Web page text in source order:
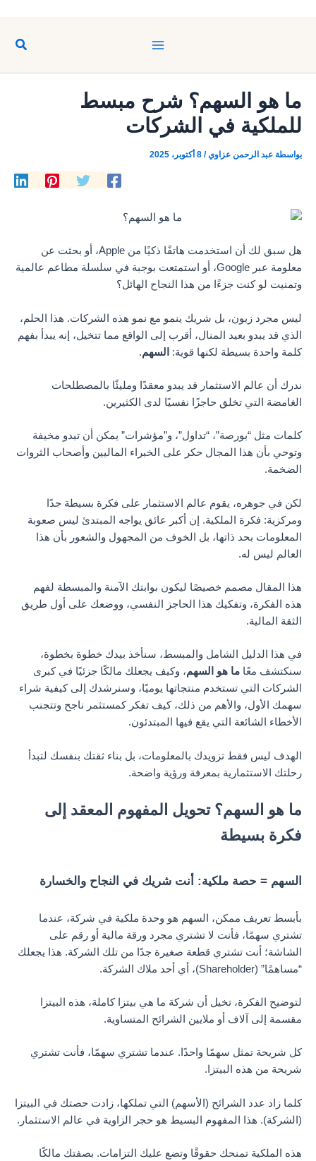
ما هو السهم؟ شرح مبسط
للملكية في الشركات
بواسطة عبد الرحمن عزاوي/ 8 أكتوبر، 2025
هل سبق لك أن استخدمت هاتفًا ذكيًا من Apple، أو بحثت عن
معلومة عبر Google، أو استمتعت بوجبة في سلسلة مطاعم عالمية
وتمنيت لو كنت جزءًا من هذا النجاح الهائل؟
ليس مجرد زبون، بل شريك ينمو مع نمو هذه الشركات. هذا الحلم،
الذي قد يبدو بعيد المنال، أقرب إلى الواقع مما تتخيل، إنه يبدأ بفهم
كلمة واحدة بسيطة لكنها قوية:
السهم.
ندرك أن عالم الاستثمار قد يبدو معقدًا ومليئًا بالمصطلحات
الغامضة التي تخلق حاجزًا نفسيًا لدى الكثيرين.
كلمات مثل “بورصة”، “تداول”، و”مؤشرات” يمكن أن تبدو مخيفة
وتوحي بأن هذا المجال حكر على الخبراء الماليين وأصحاب الثروات
الضخمة.
لكن في جوهره، يقوم عالم الاستثمار على فكرة بسيطة جدًا
ومركزية: فكرة الملكية. إن أكبر عائق يواجه المبتدئ ليس صعوبة
المعلومات بحد ذاتها، بل الخوف من المجهول والشعور بأن هذا
العالم ليس له.
هذا المقال مصمم خصيصًا ليكون بوابتك الآمنة والمبسطة لفهم
هذه الفكرة، وتفكيك هذا الحاجز النفسي، ووضعك على أول طريق
الثقة المالية.
في هذا الدليل الشامل والمبسط، سنأخذ بيدك خطوة بخطوة،
سنكتشف معًا ما هو السهم، وكيف يجعلك مالكًا جزئيًا في كبرى
الشركات التي تستخدم منتجاتها يوميًا، وسنرشدك إلى كيفية شراء
سهمك الأول، والأهم من ذلك، كيف تفكر كمستثمر ناجح وتتجنب
الأخطاء الشائعة التي يقع فيها المبتدئون.
الهدف ليس فقط تزويدك بالمعلومات، بل بناء ثقتك بنفسك لتبدأ
رحلتك الاستثمارية بمعرفة ورؤية واضحة.
ما هو السهم؟ تحويل المفهوم المعقد إلى
فكرة بسيطة
السهم = حصة ملكية: أنت شريك في النجاح والخسارة
بأبسط تعريف ممكن، السهم هو وحدة ملكية في شركة، عندما
تشتري سهمًا، فأنت لا تشتري مجرد ورقة مالية أو رقم على
الشاشة؛ أنت تشتري قطعة صغيرة جدًا من تلك الشركة. هذا يجعلك
“مساهمًا” (Shareholder)، أي أحد ملاك الشركة.
لتوضيح الفكرة، تخيل أن شركة ما هي بيتزا كاملة، هذه البيتزا
مقسمة إلى آلاف أو ملايين الشرائح المتساوية.
كل شريحة تمثل سهمًا واحدًا. عندما تشتري سهمًا، فأنت تشتري
شريحة من هذه البيتزا.
كلما زاد عدد الشرائح (الأسهم) التي تملكها، زادت حصتك في البيتزا
(الشركة). هذا المفهوم البسيط هو حجر الزاوية في عالم الاستثمار.
هذه الملكية تمنحك حقوقًا وتضع عليك التزامات. بصفتك مالكًا